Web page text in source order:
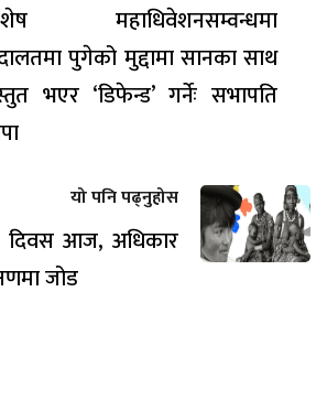
महाधिवेशनसम्वन्धमा
पुगेको मुद्दामा सानका साथ
भएर ‘डिफेन्ड’ गर्नेः सभापति
यो पनि पढ्नुहोस
दिवस आज, अधिकार
जोड